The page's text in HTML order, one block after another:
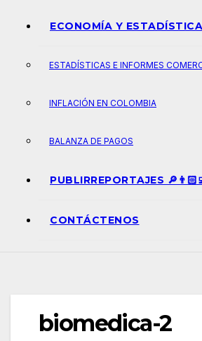
ECONOMÍA Y
ESTADÍSTICAS E INFORMES
INFLACIÓN EN COLOMBIA
BALANZA DE PAGOS
PUBLIRREPORTAJES
CONTÁCTENOS
biomedica-2